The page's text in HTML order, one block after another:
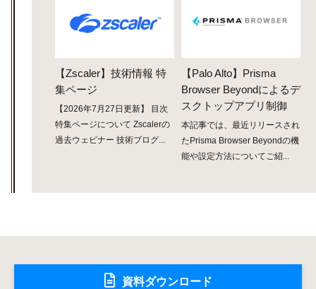
【Zscaler】技術情報 特
集ページ
【2026年7月27日更新】 目次
特集ページについて Zscalerの
過去ウェビナー 技術ブログ...
【Palo Alto】Prisma
Browser Beyondによるデ
スクトップアプリ制御
本記事では、最近リリースされ
たPrisma Browser Beyondの機
能や設定方法についてご紹...
資料ダウンロード